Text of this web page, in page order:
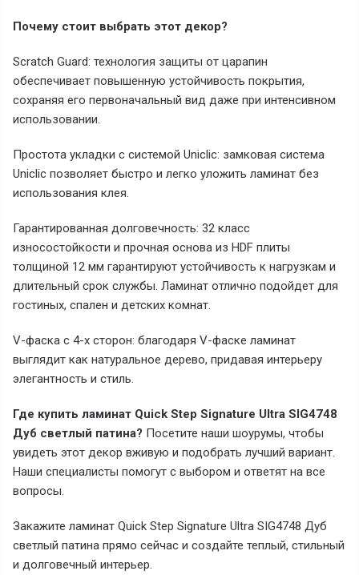
Почему стоит выбрать этот декор?
Scratch Guard: технология защиты от царапин
обеспечивает повышенную устойчивость покрытия,
сохраняя его первоначальный вид даже при интенсивном
использовании.
Простота укладки с системой Uniclic: замковая система
Uniclic позволяет быстро и легко уложить ламинат без
использования клея.
Гарантированная долговечность: 32 класс
износостойкости и прочная основа из HDF плиты
толщиной 12 мм гарантируют устойчивость к нагрузкам и
длительный срок службы. Ламинат отлично подойдет для
гостиных, спален и детских комнат.
V-фаска с 4-х сторон: благодаря V-фаске ламинат
выглядит как натуральное дерево, придавая интерьеру
элегантность и стиль.
Где купить ламинат Quick Step Signature Ultra SIG4748
Дуб светлый патина? Посетите наши шоурумы, чтобы
увидеть этот декор вживую и подобрать лучший вариант.
Наши специалисты помогут с выбором и ответят на все
вопросы.
Закажите ламинат Quick Step Signature Ultra SIG4748 Дуб
светлый патина прямо сейчас и создайте теплый, стильный
и долговечный интерьер.